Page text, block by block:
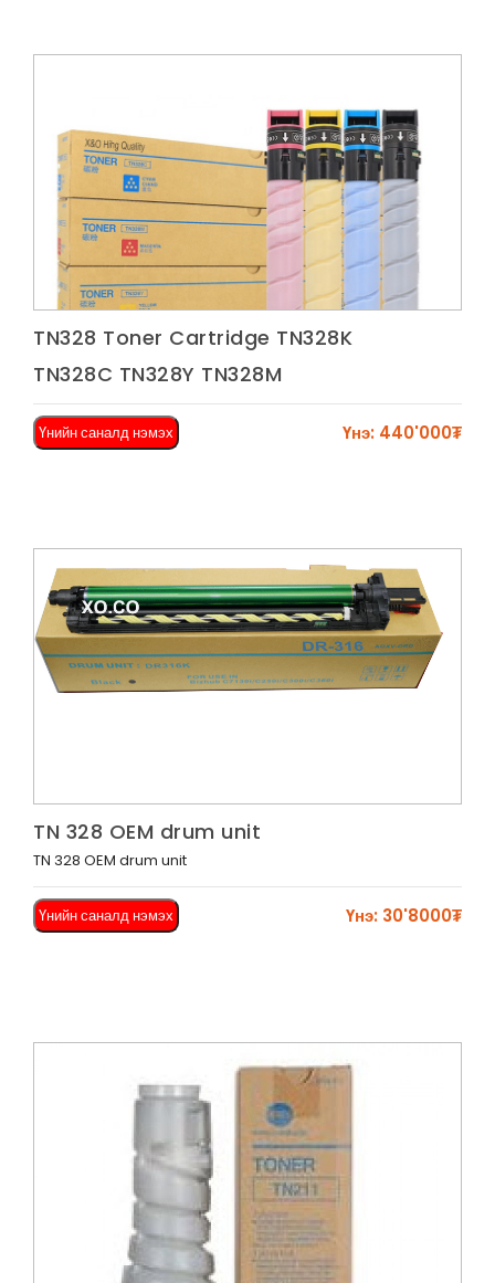
Харах
TN328 Toner Cartridge TN328K
TN328C TN328Y TN328M
Үнийн саналд нэмэх Үнэ: 440'000₮
Харах
TN 328 OEM drum unit
TN 328 OEM drum unit
Үнийн саналд нэмэх Үнэ: 30'8000₮